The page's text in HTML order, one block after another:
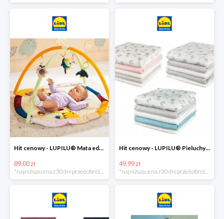
Hit cenowy - LUPILU® Mata edukacyjna dla niemowląt, 1 sztuka
89.00 zł
*najniższa cena z 30 dni przed obniżką
Hit cenowy - LUPILU® Pieluchy tetrowe 80x80 cm, z biobawełny, 5 sztuk
49.99 zł
*najniższa cena z 30 dni przed obniżką